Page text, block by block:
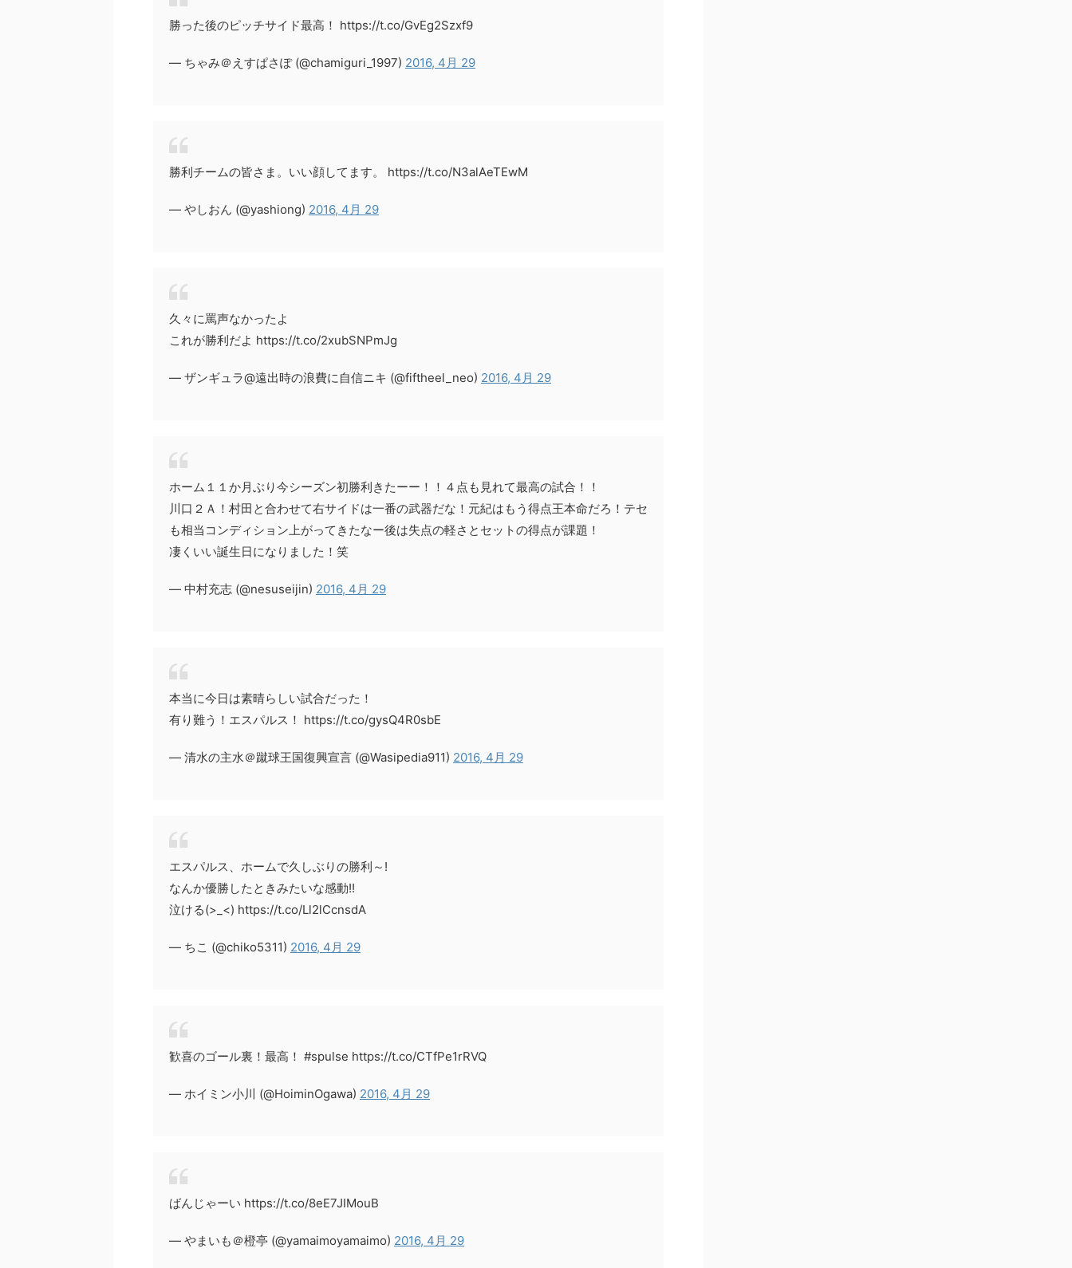
勝った後のピッチサイド最高！ https://t.co/GvEg2Szxf9
— ちゃみ＠えすぱさぽ (@chamiguri_1997) 2016, 4月 29
勝利チームの皆さま。いい顔してます。 https://t.co/N3alAeTEwM
— やしおん (@yashiong) 2016, 4月 29
久々に罵声なかったよ
これが勝利だよ https://t.co/2xubSNPmJg
— ザンギュラ@遠出時の浪費に自信ニキ (@fiftheel_neo) 2016, 4月 29
ホーム１１か月ぶり今シーズン初勝利きたーー！！４点も見れて最高の試合！！
川口２Ａ！村田と合わせて右サイドは一番の武器だな！元紀はもう得点王本命だろ！テセ
も相当コンディション上がってきたなー後は失点の軽さとセットの得点が課題！
凄くいい誕生日になりました！笑
— 中村充志 (@nesuseijin) 2016, 4月 29
本当に今日は素晴らしい試合だった！
有り難う！エスパルス！ https://t.co/gysQ4R0sbE
— 清水の主水＠蹴球王国復興宣言 (@Wasipedia911) 2016, 4月 29
エスパルス、ホームで久しぶりの勝利～!
なんか優勝したときみたいな感動!!
泣ける(>_<) https://t.co/Ll2lCcnsdA
— ちこ (@chiko5311) 2016, 4月 29
歓喜のゴール裏！最高！ #spulse https://t.co/CTfPe1rRVQ
— ホイミン小川 (@HoiminOgawa) 2016, 4月 29
ばんじゃーい https://t.co/8eE7JIMouB
— やまいも＠橙亭 (@yamaimoyamaimo) 2016, 4月 29